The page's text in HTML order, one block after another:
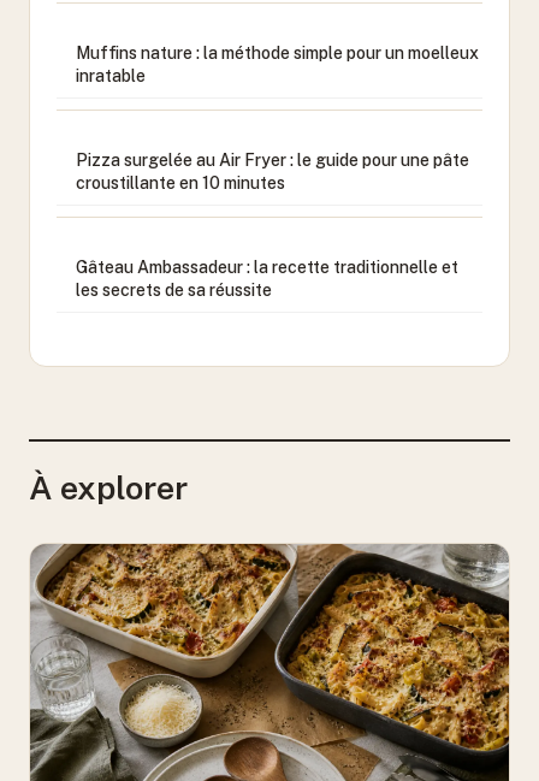
Muffins nature : la méthode simple pour un moelleux
inratable
Pizza surgelée au Air Fryer : le guide pour une pâte
croustillante en 10 minutes
Gâteau Ambassadeur : la recette traditionnelle et
les secrets de sa réussite
À explorer